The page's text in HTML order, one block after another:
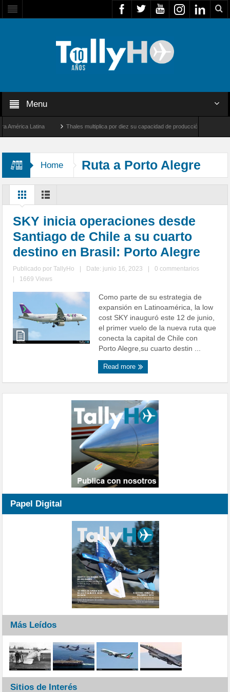
Menu
Latina Thales multiplica por diez su capacidad de producción de radares en
Home Ruta a Porto Alegre
SKY inicia operaciones desde
Santiago de Chile a su cuarto
destino en Brasil: Porto Alegre
Publicado porTallyHo Date: junio 16, 2023
0 commentarios
1669 Views
Como parte de su estrategia de
expansión en Latinoamérica, la low
cost SKY inauguró este 12 de junio,
el primer vuelo de la nueva ruta que
conecta la capital de Chile con
Porto Alegre,su cuarto destin ...
Read more
Papel Digital
Más Leídos
Sitios de Interés